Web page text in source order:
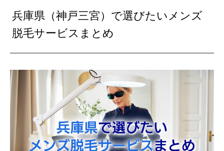
兵庫県（神戸三宮）で選びたいメンズ
脱毛サービスまとめ